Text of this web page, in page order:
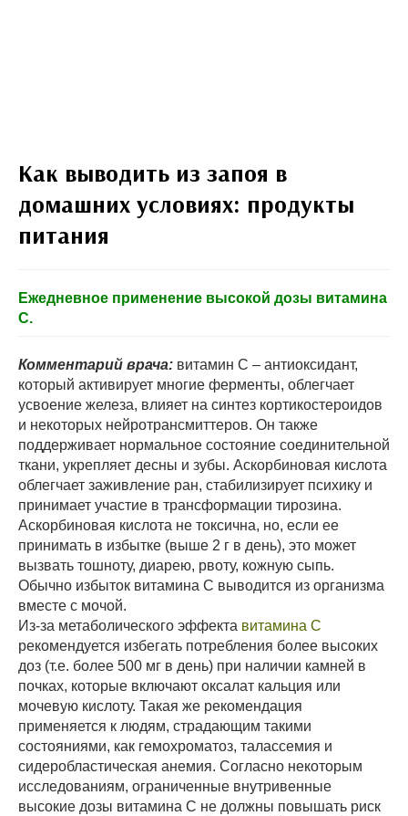
Как выводить из запоя в
домашних условиях: продукты
питания
Ежедневное применение высокой дозы витамина
С.
Комментарий врача: витамин С – антиоксидант,
который активирует многие ферменты, облегчает
усвоение железа, влияет на синтез кортикостероидов
и некоторых нейротрансмиттеров. Он также
поддерживает нормальное состояние соединительной
ткани, укрепляет десны и зубы. Аскорбиновая кислота
облегчает заживление ран, стабилизирует психику и
принимает участие в трансформации тирозина.
Аскорбиновая кислота не токсична, но, если ее
принимать в избытке (выше 2 г в день), это может
вызвать тошноту, диарею, рвоту, кожную сыпь.
Обычно избыток витамина С выводится из организма
вместе с мочой.
Из-за метаболического эффекта витамина С
рекомендуется избегать потребления более высоких
доз (т.е. более 500 мг в день) при наличии камней в
почках, которые включают оксалат кальция или
мочевую кислоту. Такая же рекомендация
применяется к людям, страдающим такими
состояниями, как гемохроматоз, талассемия и
сидеробластическая анемия. Согласно некоторым
исследованиям, ограниченные внутривенные
высокие дозы витамина С не должны повышать риск